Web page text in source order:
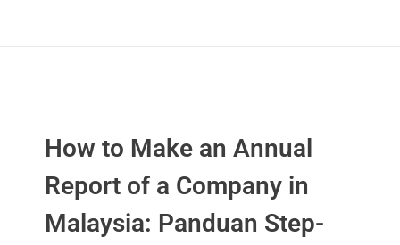
How to Make an Annual
Report of a Company in
Malaysia: Panduan Step-